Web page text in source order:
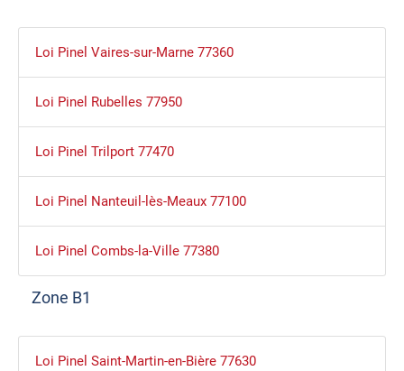
Loi Pinel Vaires-sur-Marne 77360
Loi Pinel Rubelles 77950
Loi Pinel Trilport 77470
Loi Pinel Nanteuil-lès-Meaux 77100
Loi Pinel Combs-la-Ville 77380
Zone B1
Loi Pinel Saint-Martin-en-Bière 77630